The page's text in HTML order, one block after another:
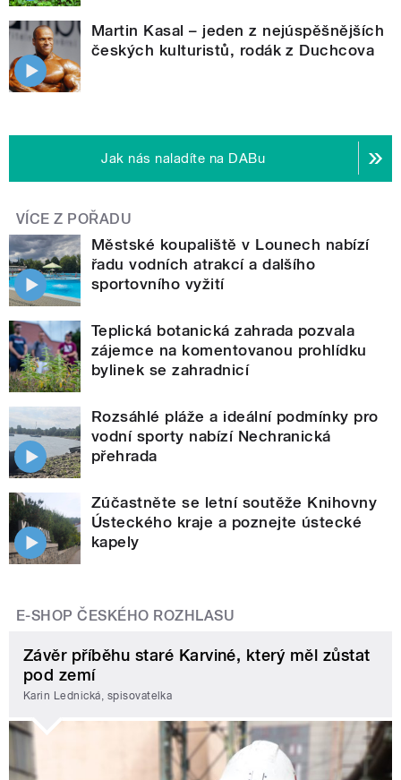
Martin Kasal – jeden z nejúspěšnějších
českých kulturistů, rodák z Duchcova
Jak nás naladíte na DABu
VÍCE Z POŘADU
Městské koupaliště v Lounech nabízí
řadu vodních atrakcí a dalšího
sportovního vyžití
Teplická botanická zahrada pozvala
zájemce na komentovanou prohlídku
bylinek se zahradnicí
Rozsáhlé pláže a ideální podmínky pro
vodní sporty nabízí Nechranická
přehrada
Zúčastněte se letní soutěže Knihovny
Ústeckého kraje a poznejte ústecké
kapely
E-SHOP ČESKÉHO ROZHLASU
Závěr příběhu staré Karviné, který měl zůstat
pod zemí
Karin Lednická, spisovatelka